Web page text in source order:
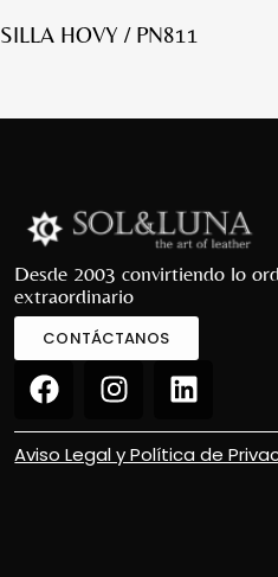
SILLA HOVY / PN811
Desde 2003 convirtiendo lo
extraordinario
CONTÁCTANOS
Aviso Legal y Política de